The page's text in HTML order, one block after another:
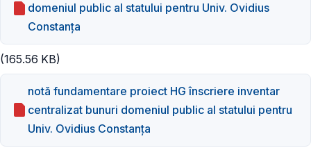
domeniul public al statului pentru Univ. Ovidius
Constanța
(165.56 KB)
notă fundamentare proiect HG înscriere inventar
centralizat bunuri domeniul public al statului pentru
Univ. Ovidius Constanța